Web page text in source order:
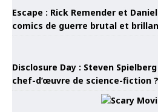
Escape : Rick Remender et
comics de guerre brutal et
Disclosure Day : Steven
chef-d’œuvre de science-fiction ?